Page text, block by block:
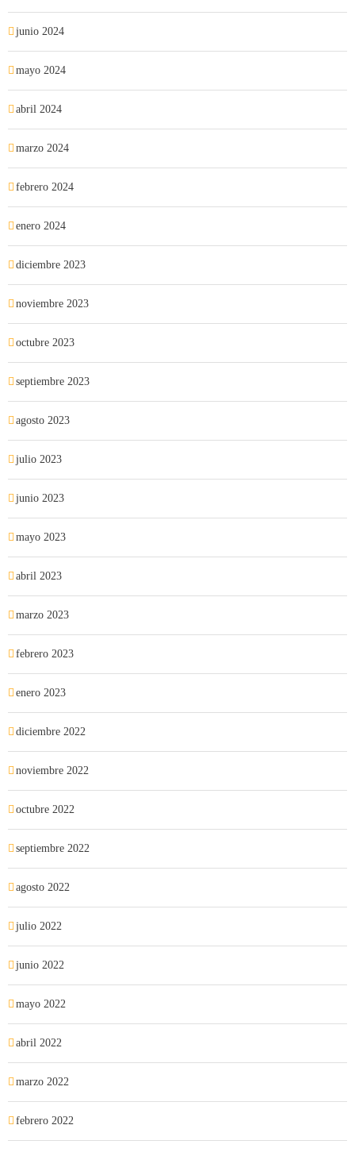
junio 2024
mayo 2024
abril 2024
marzo 2024
febrero 2024
enero 2024
diciembre 2023
noviembre 2023
octubre 2023
septiembre 2023
agosto 2023
julio 2023
junio 2023
mayo 2023
abril 2023
marzo 2023
febrero 2023
enero 2023
diciembre 2022
noviembre 2022
octubre 2022
septiembre 2022
agosto 2022
julio 2022
junio 2022
mayo 2022
abril 2022
marzo 2022
febrero 2022